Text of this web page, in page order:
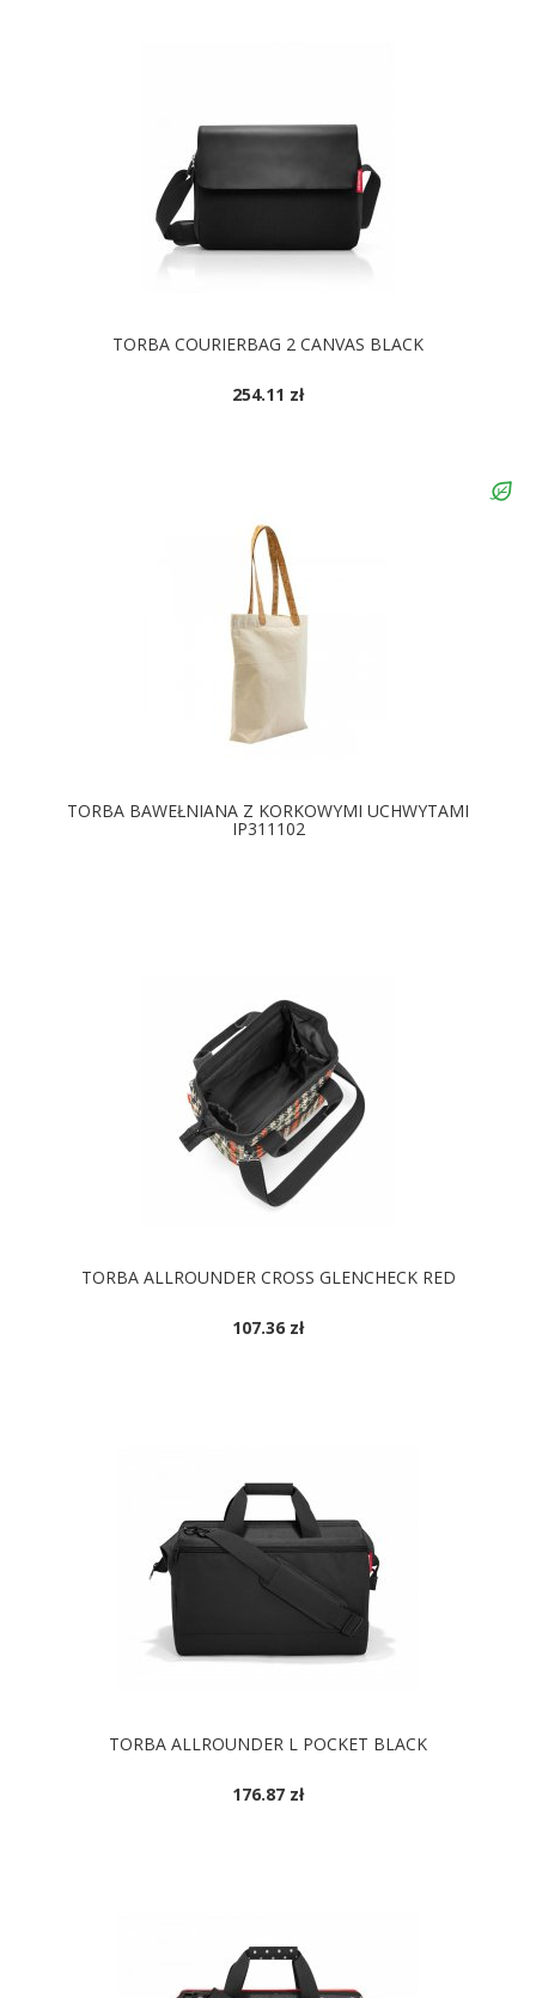
TORBA COURIERBAG 2 CANVAS BLACK
254.11 zł
TORBA BAWEŁNIANA Z KORKOWYMI UCHWYTAMI
IP311102
TORBA ALLROUNDER CROSS GLENCHECK RED
107.36 zł
TORBA ALLROUNDER L POCKET BLACK
176.87 zł